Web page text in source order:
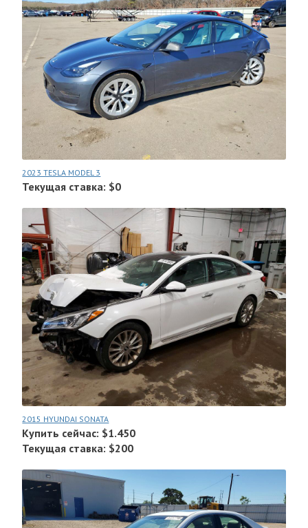
2023 TESLA MODEL 3
Текущая ставка: $0
2015 HYUNDAI SONATA
Купить сейчас: $1.450
Текущая ставка: $200